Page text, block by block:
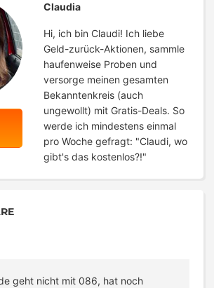
Claudia
Hi, ich bin Claudi! Ich liebe
Geld-zurück-Aktionen, sammle
haufenweise Proben und
versorge meinen gesamten
Bekanntenkreis (auch
ungewollt) mit Gratis-Deals. So
werde ich mindestens einmal
pro Woche gefragt: "Claudi, wo
gibt's das kostenlos?!"
geht nicht mit 086, hat noch